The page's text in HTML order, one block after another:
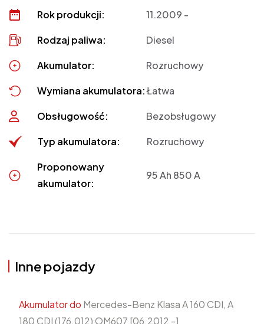
Rok produkcji: 11.2009 -
Rodzaj paliwa: Diesel
Akumulator: Rozruchowy
Wymiana akumulatora:Łatwa
Obsługowość: Bezobsługowy
Typ akumulatora: Rozruchowy
Proponowany
akumulator:
95 Ah 850 A
Inne pojazdy
Akumulator do Mercedes-Benz Klasa A 160 CDI, A
180 CDI (176.012) OM607 [06.2012 -]